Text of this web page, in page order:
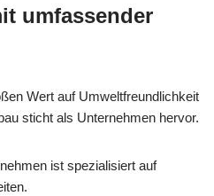
umfassender
Wert auf Umweltfreundlichkeit
sticht als Unternehmen hervor.
ist spezialisiert auf